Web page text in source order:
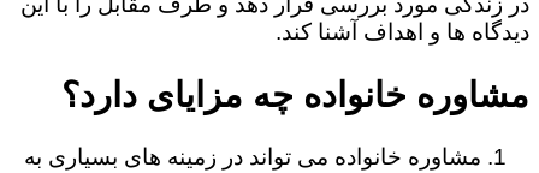
دیدگاه ها و اهداف آشنا کند.
مشاوره خانواده چه مزایای دارد؟
مشاوره خانواده می تواند در زمینه های بسیاری به